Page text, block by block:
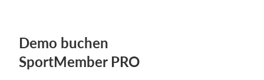
Demo buchen
SportMember PRO